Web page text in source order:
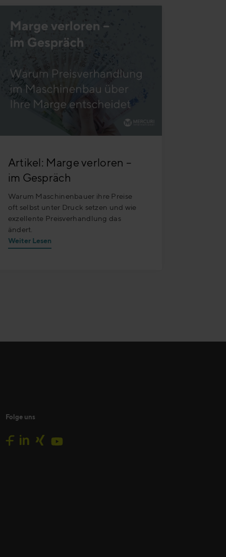
Artikel: Marge verloren –
im Gespräch
Warum Maschinenbauer ihre Preise
oft selbst unter Druck setzen und wie
exzellente Preisverhandlung das
ändert.
Weiter Lesen
Folge uns